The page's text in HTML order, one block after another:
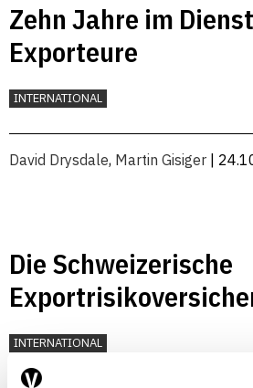
Zehn Jahre im
Exporteure
INTERNATIONAL
David Drysdale, Martin Gisiger |
Die Schweizerische
bewährter
Schweizer
INTERNATIONAL